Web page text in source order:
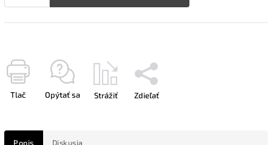
Tlač Opýtať sa Strážiť Zdieľať
Popis Diskusia